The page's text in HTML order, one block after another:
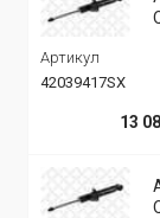
Артикул
42039417SX
13